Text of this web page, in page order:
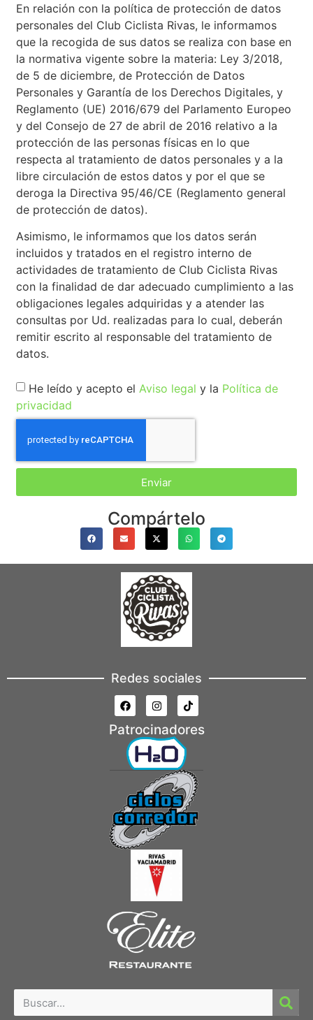
En relación con la política de protección de datos
personales del Club Ciclista Rivas, le informamos
que la recogida de sus datos se realiza con base en
la normativa vigente sobre la materia: Ley 3/2018,
de 5 de diciembre, de Protección de Datos
Personales y Garantía de los Derechos Digitales, y
Reglamento (UE) 2016/679 del Parlamento Europeo
y del Consejo de 27 de abril de 2016 relativo a la
protección de las personas físicas en lo que
respecta al tratamiento de datos personales y a la
libre circulación de estos datos y por el que se
deroga la Directiva 95/46/CE (Reglamento general
de protección de datos).
Asimismo, le informamos que los datos serán
incluidos y tratados en el registro interno de
actividades de tratamiento de Club Ciclista Rivas
con la finalidad de dar adecuado cumplimiento a las
obligaciones legales adquiridas y a atender las
consultas por Ud. realizadas para lo cual, deberán
remitir escrito al responsable del tratamiento de
datos.
He leído y acepto el Aviso legal y la Política de
privacidad
Enviar
Compártelo
Redes sociales
Patrocinadores